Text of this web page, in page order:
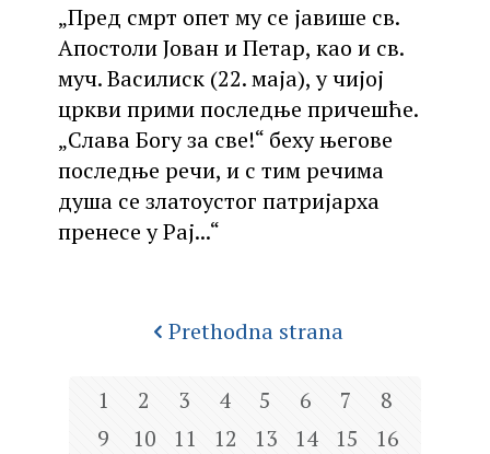
„Пред смрт опет му се јавише св.
Апостоли Јован и Петар, као и св.
муч. Василиск (22. маја), у чијој
цркви прими последње причешће.
„Слава Богу за све!“ беху његове
последње речи, и с тим речима
душа се златоустог патријарха
пренесе у Рај...“
Prethodna strana
1 2 3 4 5 6 7
8
9
10 11 12 13 14 15
16